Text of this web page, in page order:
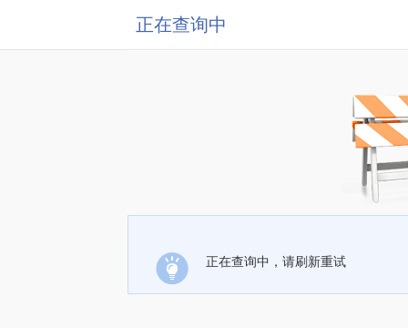
正在查询中
正在查询中，请刷新重试